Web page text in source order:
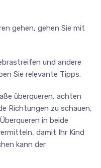
gehen, gehen Sie mit
und andere
Sie relevante Tipps.
überqueren, achten
Richtungen zu schauen,
in beide
damit Ihr Kind
kann der